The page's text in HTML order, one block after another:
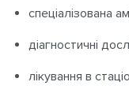
спеціалізована
діагностичні
лікування в